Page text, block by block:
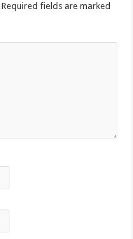
Required fields are marked